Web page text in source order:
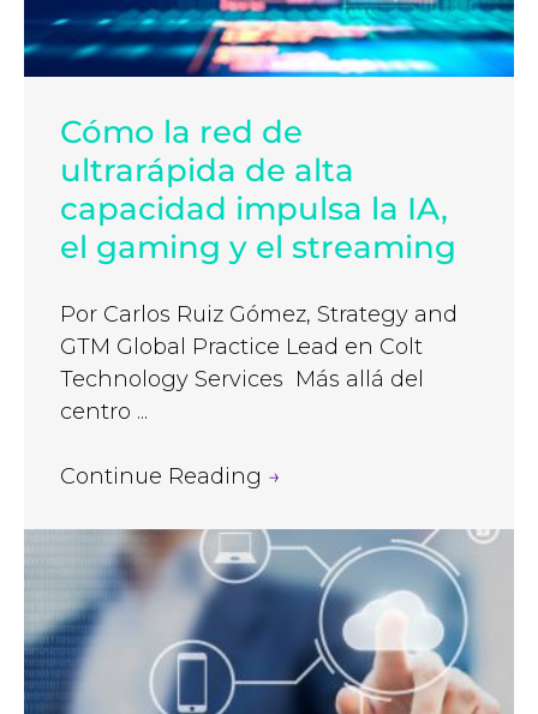
Cómo la red de
ultrarápida de alta
capacidad impulsa la IA,
el gaming y el streaming
Por Carlos Ruiz Gómez, Strategy and
GTM Global Practice Lead en Colt
Technology Services Más allá del
centro ...
Continue Reading →